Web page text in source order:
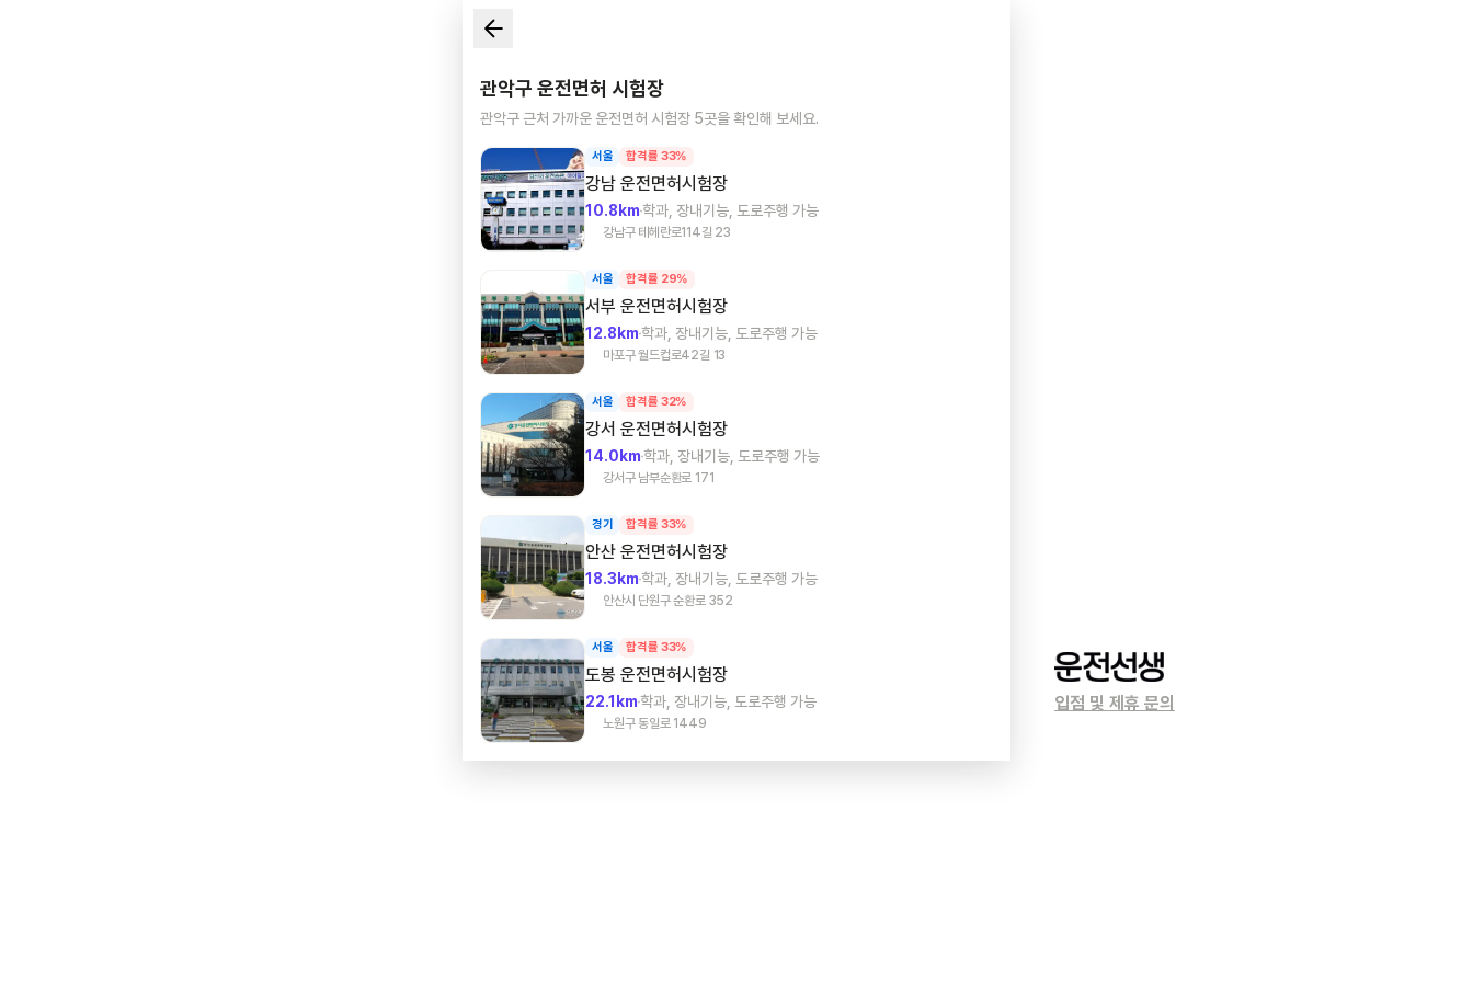
관악구 운전면허 시험장
관악구 근처 가까운 운전면허 시험장 5곳을 확인해 보세요.
서울 합격률 33%
강남 운전면허시험장
10.8km학과, 장내기능, 도로주행 가능
강남구 테헤란로114길 23
서울 합격률 29%
서부 운전면허시험장
12.8km학과, 장내기능, 도로주행 가능
마포구 월드컵로42길 13
서울 합격률 32%
강서 운전면허시험장
14.0km학과, 장내기능, 도로주행 가능
강서구 남부순환로 171
경기 합격률 33%
안산 운전면허시험장
18.3km학과, 장내기능, 도로주행 가능
안산시 단원구 순환로 352
서울 합격률 33%
도봉 운전면허시험장
22.1km학과, 장내기능, 도로주행 가능
노원구 동일로 1449
입점 및 제휴 문의